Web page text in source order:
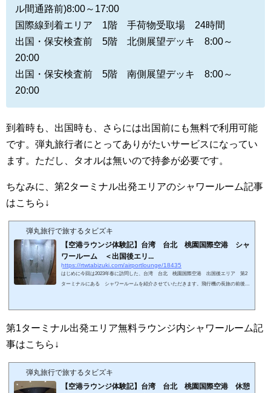
ル間通路前)8:00～17:00
国際線到着エリア 1階 手荷物受取場 24時間
出国・保安検査前 5階 北側展望デッキ 8:00～
20:00
出国・保安検査前 5階 南側展望デッキ 8:00～
20:00
到着時も、出国時も、さらには出国前にも無料で利用可能
です。弾丸旅行者にとってありがたいサービスになってい
ます。ただし、タオルは無いので持参が必要です。
ちなみに、第2ターミナル出発エリアのシャワールーム記事
はこちら↓
弾丸旅行で旅するタビズキ
【空港ラウンジ体験記】台湾 台北 桃園国際空港 シャ
ワールーム ＜出国後エリ...
https://rtwtabizuki.com/airportlounge/18435
はじめに今回は2023年春に訪問した、台湾 台北 桃園国際空港 出国後エリア 第2
ターミナルにある シャワールームを紹介させていただきます。飛行機の長旅の前後に
ワー利用のハードルが高いです。その点、桃園空港は優秀です。なんと、無料で利用で
第1ターミナル出発エリア無料ラウンジ内シャワールーム記
事はこちら↓
弾丸旅行で旅するタビズキ
【空港ラウンジ体験記】台湾 台北 桃園国際空港 休憩